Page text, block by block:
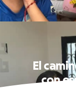
El
con